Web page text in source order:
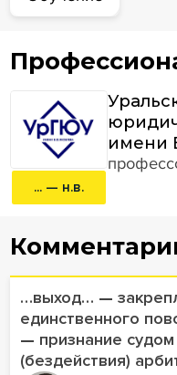
... — н.в.
имени
…выход… —
единственного
— признание
(бездействия)